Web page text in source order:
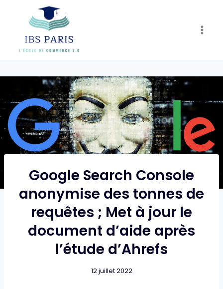
content
Google Search Console
anonymise des tonnes de
requêtes ; Met à jour le
document d’aide après
l’étude d’Ahrefs
12 juillet 2022